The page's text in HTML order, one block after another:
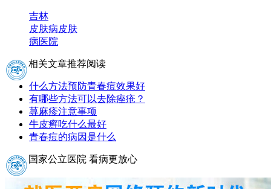
吉林
皮肤病皮肤
病医院
相关文章推荐阅读
什么方法预防青春痘效果好
有哪些方法可以去除痤疮？
荨麻疹注意事项
牛皮癣吃什么最好
青春痘的病因是什么
国家公立医院 看病更放心